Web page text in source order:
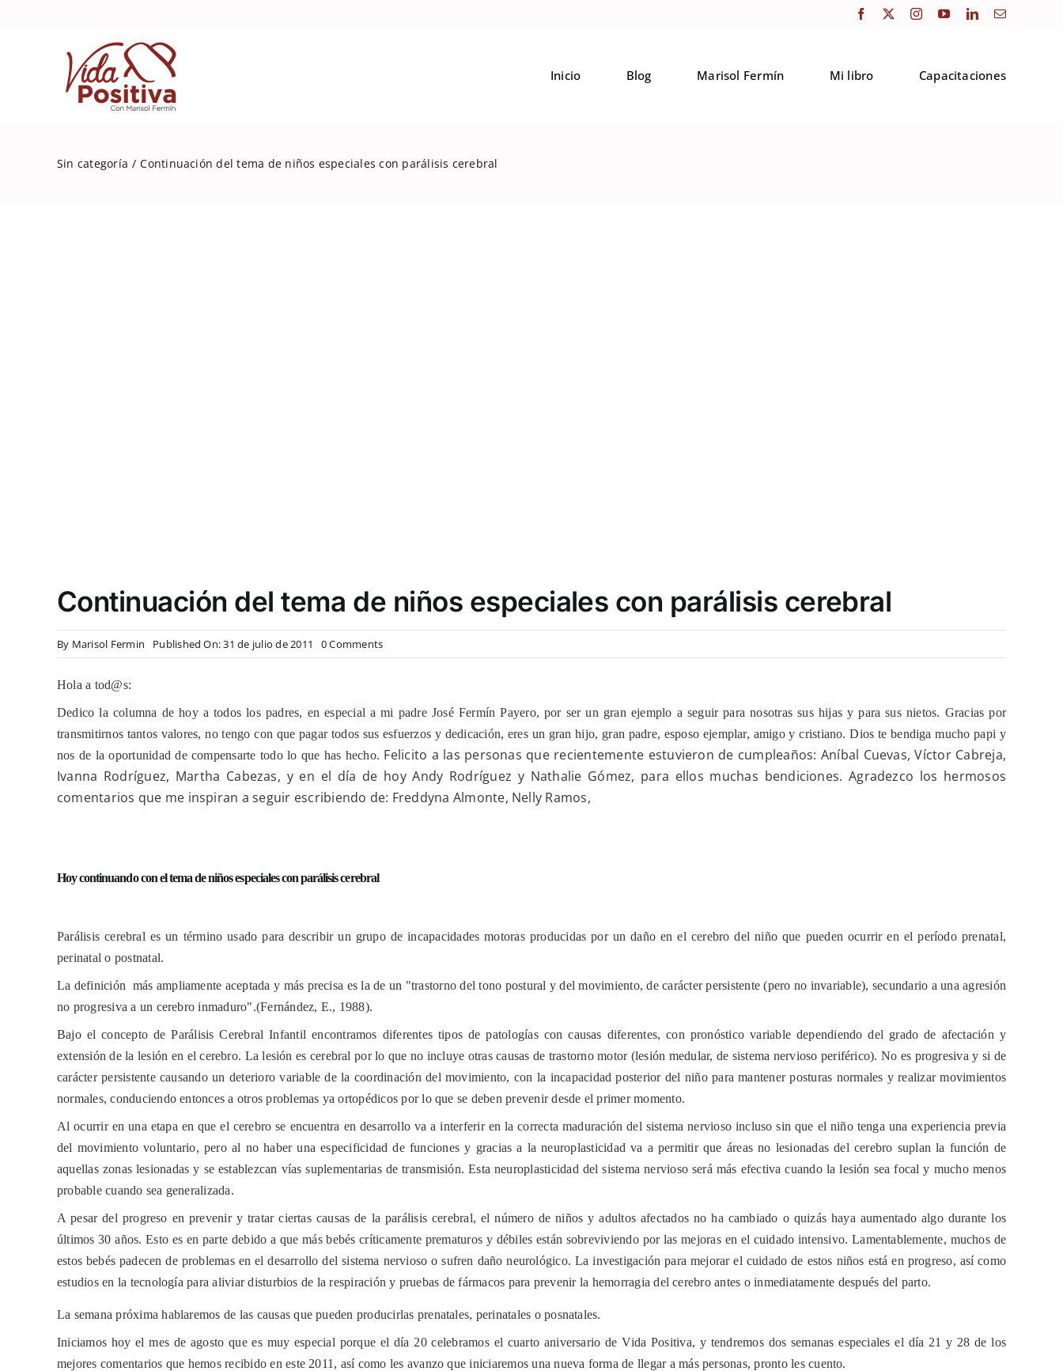
Inicio Blog Marisol Fermín Mi libro Capacitaciones
Sin categoría Continuación del tema de niños especiales con parálisis cerebral
Continuación del tema de niños especiales con parálisis cerebral
By Marisol Fermin Published On: 31 de julio de 2011 0 Commentson
Continuación
niños
especiales
con
parálisis
cerebral
Hola a tod@s:
Dedico la columna de hoy a todos los padres, en especial a mi padre José Fermín Payero, por ser un gran ejemplo a seguir para nosotras sus hijas y para sus nietos. Gracias por
transmitirnos tantos valores, no tengo con que pagar todos sus esfuerzos y dedicación, eres un gran hijo, gran padre, esposo ejemplar, amigo y cristiano. Dios te bendiga mucho papi y
nos de la oportunidad de compensarte todo lo que has hecho. Felicito a las personas que recientemente estuvieron de cumpleaños: Aníbal Cuevas, Víctor Cabreja,
Ivanna Rodríguez, Martha Cabezas, y en el día de hoy Andy Rodríguez y Nathalie Gómez, para ellos muchas bendiciones. Agradezco los hermosos
comentarios que me inspiran a seguir escribiendo de: Freddyna Almonte, Nelly Ramos,
Hoy continuando con el tema de niños especiales con parálisis cerebral
Parálisis cerebral es un término usado para describir un grupo de incapacidades motoras producidas por un daño en el cerebro del niño que pueden ocurrir en el período prenatal,
perinatal o postnatal.
La definición más ampliamente aceptada y más precisa es la de un "trastorno del tono postural y del movimiento, de carácter persistente (pero no invariable), secundario a una agresión
no progresiva a un cerebro inmaduro".(Fernández, E., 1988).
Bajo el concepto de Parálisis Cerebral Infantil encontramos diferentes tipos de patologías con causas diferentes, con pronóstico variable dependiendo del grado de afectación y
extensión de la lesión en el cerebro. La lesión es cerebral por lo que no incluye otras causas de trastorno motor (lesión medular, de sistema nervioso periférico). No es progresiva y si de
carácter persistente causando un deterioro variable de la coordinación del movimiento, con la incapacidad posterior del niño para mantener posturas normales y realizar movimientos
normales, conduciendo entonces a otros problemas ya ortopédicos por lo que se deben prevenir desde el primer momento.
Al ocurrir en una etapa en que el cerebro se encuentra en desarrollo va a interferir en la correcta maduración del sistema nervioso incluso sin que el niño tenga una experiencia previa
del movimiento voluntario, pero al no haber una especificidad de funciones y gracias a la neuroplasticidad va a permitir que áreas no lesionadas del cerebro suplan la función de
aquellas zonas lesionadas y se establezcan vías suplementarias de transmisión. Esta neuroplasticidad del sistema nervioso será más efectiva cuando la lesión sea focal y mucho menos
probable cuando sea generalizada.
A pesar del progreso en prevenir y tratar ciertas causas de la parálisis cerebral, el número de niños y adultos afectados no ha cambiado o quizás haya aumentado algo durante los
últimos 30 años. Esto es en parte debido a que más bebés críticamente prematuros y débiles están sobreviviendo por las mejoras en el cuidado intensivo. Lamentablemente, muchos de
estos bebés padecen de problemas en el desarrollo del sistema nervioso o sufren daño neurológico. La investigación para mejorar el cuidado de estos niños está en progreso, así como
estudios en la tecnología para aliviar disturbios de la respiración y pruebas de fármacos para prevenir la hemorragia del cerebro antes o inmediatamente después del parto.
La semana próxima hablaremos de las causas que pueden producirlas prenatales, perinatales o posnatales.
Iniciamos hoy el mes de agosto que es muy especial porque el día 20 celebramos el cuarto aniversario de Vida Positiva, y tendremos dos semanas especiales el día 21 y 28 de los
mejores comentarios que hemos recibido en este 2011, así como les avanzo que iniciaremos una nueva forma de llegar a más personas, pronto les cuento.